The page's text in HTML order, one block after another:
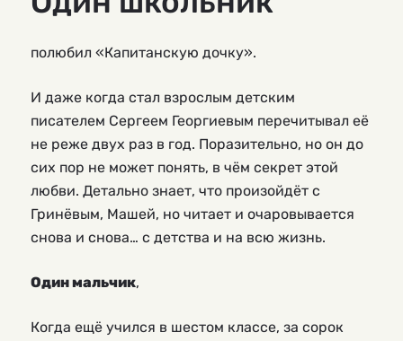
полюбил «Капитанскую дочку».
И даже когда стал взрослым детским
писателем Сергеем Георгиевым перечитывал её
не реже двух раз в год. Поразительно, но он до
сих пор не может понять, в чём секрет этой
любви. Детально знает, что произойдёт с
Гринёвым, Машей, но читает и очаровывается
снова и снова… с детства и на всю жизнь.
Один мальчик,
Когда ещё учился в шестом классе, за сорок